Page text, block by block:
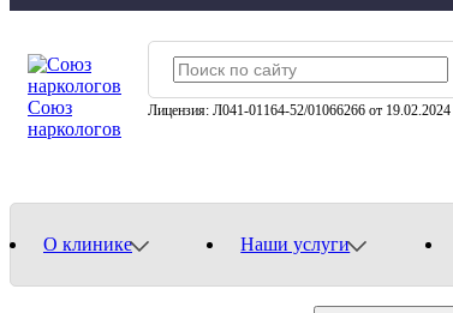
Союз
наркологов
Лицензия: Л041-01164-52/01066266 от 19.02.2024
О клинике Наши услуги